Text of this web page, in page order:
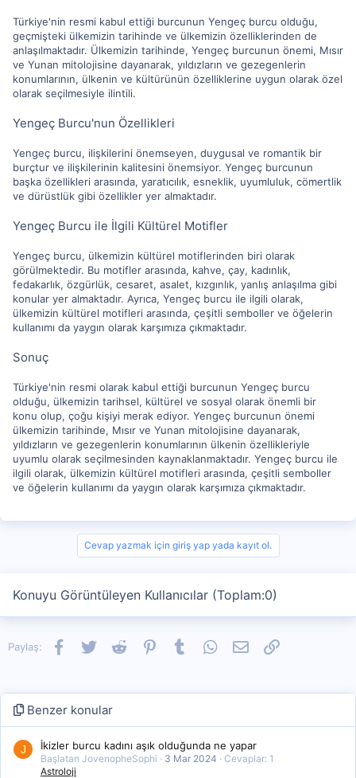
Türkiye'nin resmi kabul ettiği burcunun Yengeç burcu olduğu,
geçmişteki ülkemizin tarihinde ve ülkemizin özelliklerinden de
anlaşılmaktadır. Ülkemizin tarihinde, Yengeç burcunun önemi, Mısır
ve Yunan mitolojisine dayanarak, yıldızların ve gezegenlerin
konumlarının, ülkenin ve kültürünün özelliklerine uygun olarak özel
olarak seçilmesiyle ilintili.
Yengeç Burcu'nun Özellikleri
Yengeç burcu, ilişkilerini önemseyen, duygusal ve romantik bir
burçtur ve ilişkilerinin kalitesini önemsiyor. Yengeç burcunun
başka özellikleri arasında, yaratıcılık, esneklik, uyumluluk, cömertlik
ve dürüstlük gibi özellikler yer almaktadır.
Yengeç Burcu ile İlgili Kültürel Motifler
Yengeç burcu, ülkemizin kültürel motiflerinden biri olarak
görülmektedir. Bu motifler arasında, kahve, çay, kadınlık,
fedakarlık, özgürlük, cesaret, asalet, kızgınlık, yanlış anlaşılma gibi
konular yer almaktadır. Ayrıca, Yengeç burcu ile ilgili olarak,
ülkemizin kültürel motifleri arasında, çeşitli semboller ve öğelerin
kullanımı da yaygın olarak karşımıza çıkmaktadır.
Sonuç
Türkiye'nin resmi olarak kabul ettiği burcunun Yengeç burcu
olduğu, ülkemizin tarihsel, kültürel ve sosyal olarak önemli bir
konu olup, çoğu kişiyi merak ediyor. Yengeç burcunun önemi
ülkemizin tarihinde, Mısır ve Yunan mitolojisine dayanarak,
yıldızların ve gezegenlerin konumlarının ülkenin özellikleriyle
uyumlu olarak seçilmesinden kaynaklanmaktadır. Yengeç burcu ile
ilgili olarak, ülkemizin kültürel motifleri arasında, çeşitli semboller
ve öğelerin kullanımı da yaygın olarak karşımıza çıkmaktadır.
Cevap yazmak için giriş yap yada kayıt ol.
Konuyu Görüntüleyen Kullanıcılar (Toplam:0)
Paylaş: Facebook
TwitterReddit PinterestTumblrWhatsApp
E-postaLink
Benzer konular
J İkizler burcu kadını aşık olduğunda ne yapar
Başlatan JovenopheSophi 3 Mar 2024
Cevaplar: 1
Astroloji